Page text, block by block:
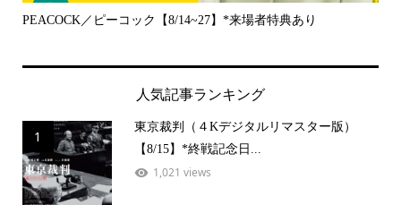
原爆資料館 語り継ぐものたち【8/14~27】
人気記事ランキング
1
東京裁判（４Kデジタルリマスター版）
【8/15】*終戦記念日...
1,021 views